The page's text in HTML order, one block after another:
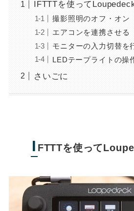
IFTTTを使って
撮影照明のオフ・オン
エアコンを連携させる
モニターの入力切替を
LEDテープライトの操
さいごに
I FTTTを使って